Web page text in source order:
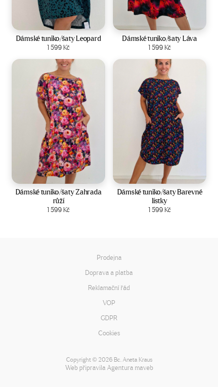
Velikost:44-50
Dámské tuniko/šaty Leopard
1 599Kč
Zobrazit produkt
Velikost: 44-50
Dámské tuniko/šaty Láva
1 599Kč
Zobrazit produkt
Velikost:44-50
Dámské tuniko/šaty Zahrada
růží
1 599Kč
Zobrazit produkt
Velikost:44-50
Dámské tuniko/šaty Barevné
lístky
1 599Kč
Zobrazit produkt
Prodejna
Doprava a platba
Reklamační řád
VOP
GDPR
Cookies
Copyright ©2026 Bc. Aneta Kraus
Web připravila Agentura maveb